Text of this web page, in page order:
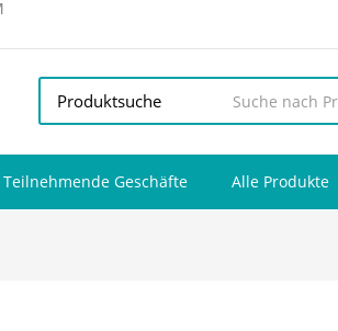
Teilnehmende Geschäfte Alle Produkte